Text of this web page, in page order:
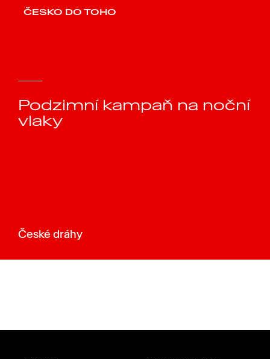
ČESKO DO TOHO
Podzimní kampaň na noční
vlaky
České dráhy